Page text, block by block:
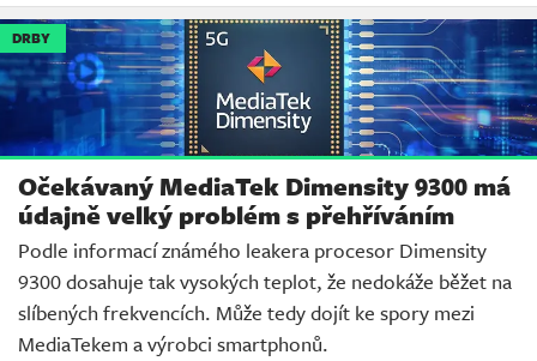
DRBY
Očekávaný MediaTek Dimensity 9300 má
údajně velký problém s přehříváním
Podle informací známého leakera procesor Dimensity
9300 dosahuje tak vysokých teplot, že nedokáže běžet na
slíbených frekvencích. Může tedy dojít ke spory mezi
MediaTekem a výrobci smartphonů.